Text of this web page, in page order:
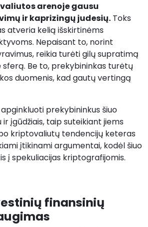
arenoje gausu
ir kaprizingų judesių. Toks
atveria kelią išskirtinėms
Nepaisant to, norint
reikia turėti gilų supratimą
Be to, prekybininkas turėtų
duomenis, kad gautų vertingą
prekybininkus šiuo
įgūdžiais, taip suteikiant jiems
kriptovaliutų tendencijų keteras
įtikinami argumentai, kodėl šiuo
į spekuliacijas kriptografijomis.
finansinių